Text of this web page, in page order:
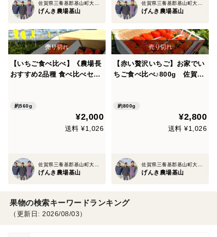
佐賀県三養基郡基山町大字園部字花園2570-3
げんき農場基山
佐賀県三養基郡基山町大字園部字花園2570-3
げんき農場基山
【いちご食べ比べ】《農場長
おすすめ2品種 食べ比べセッ
約560g
¥2,000
送料 ¥1,026
げんき農場基山
【赤い贅沢いちご】お家でい
ちご食べ比べ♪800g 佐賀県
約800g
¥2,800
送料 ¥1,026
げんき農場基山
果物の検索キーワードランキング
（更新日: 2026/08/03）